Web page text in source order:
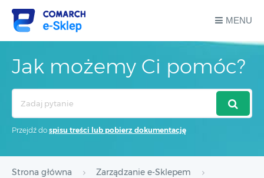
MENU
Jak możemy Ci pomóc?
Przejdź do spisu treści lub pobierz dokumentację
Strona główna
Zarządzanie e-Sklepem